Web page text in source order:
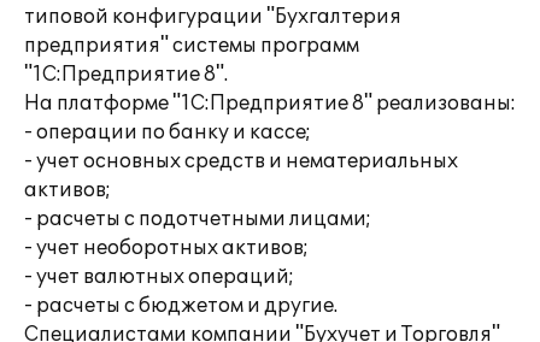
типовой конфигурации "Бухгалтерия
предприятия" системы программ
"1С:Предприятие 8".
На платформе "1С:Предприятие 8" реализованы:
- операции по банку и кассе;
- учет основных средств и нематериальных
активов;
- расчеты с подотчетными лицами;
- учет необоротных активов;
- учет валютных операций;
- расчеты с бюджетом и другие.
Специалистами компании "Бухучет и Торговля"